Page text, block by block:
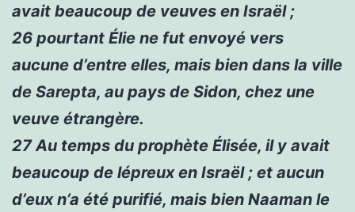
avait beaucoup de veuves en Israël ;
26 pourtant Élie ne fut envoyé vers
aucune d’entre elles, mais bien dans la ville
de Sarepta, au pays de Sidon, chez une
veuve étrangère.
27Au temps du prophète Élisée, il y avait
beaucoup de lépreux en Israël ; et aucun
d’eux n’a été purifié, mais bien Naaman le